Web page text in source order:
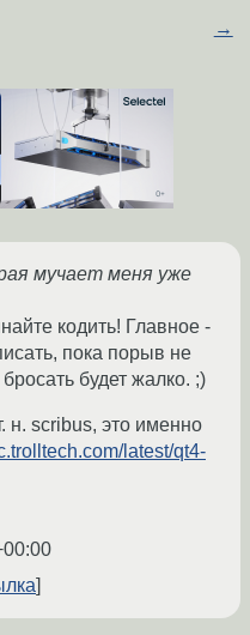
→
мучает меня уже
кодить! Главное -
пока порыв не
будет жалко. ;)
н. scribus, это именно
latest/qt4-